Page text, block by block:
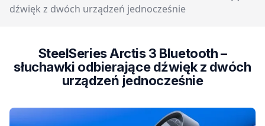
dźwięk z dwóch urządzeń jednocześnie
SteelSeries Arctis 3 Bluetooth –
słuchawki odbierające dźwięk z dwóch
urządzeń jednocześnie